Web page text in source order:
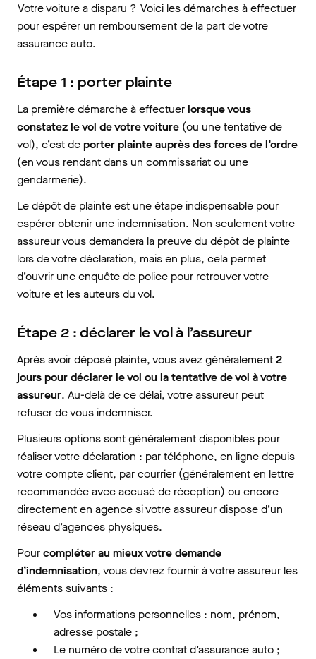
Votre voiture a disparu ? Voici les démarches à effectuer
pour espérer un remboursement de la part de votre
assurance auto.
Étape 1 : porter plainte
La première démarche à effectuerlorsque vous
constatez le vol de votre voiture (ou une tentative de
vol), c’est deporter plainte auprès des forces de l’ordre
(en vous rendant dans un commissariat ou une
gendarmerie).
Le dépôt de plainte est une étape indispensable pour
espérer obtenir une indemnisation. Non seulement votre
assureur vous demandera la preuve du dépôt de plainte
lors de votre déclaration, mais en plus, cela permet
d’ouvrir une enquête de police pour retrouver votre
voiture et les auteurs du vol.
Étape 2 : déclarer le vol à l’assureur
Après avoir déposé plainte, vous avez généralement2
jours pour déclarer le vol ou la tentative de vol à votre
assureur. Au-delà de ce délai, votre assureur peut
refuser de vous indemniser.
Plusieurs options sont généralement disponibles pour
réaliser votre déclaration : par téléphone, en ligne depuis
votre compte client, par courrier (généralement en lettre
recommandée avec accusé de réception) ou encore
directement en agence si votre assureur dispose d’un
réseau d’agences physiques.
Pourcompléter au mieux votre demande
d’indemnisation, vous devrez fournir à votre assureur les
éléments suivants :
Vos informations personnelles : nom, prénom,
adresse postale ;
Le numéro de votre contrat d’assurance auto ;